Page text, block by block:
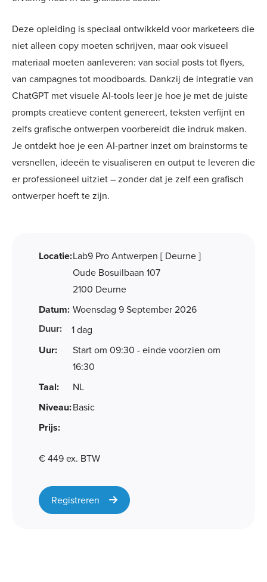
Deze opleiding is speciaal ontwikkeld voor marketeers die
niet alleen copy moeten schrijven, maar ook visueel
materiaal moeten aanleveren: van social posts tot flyers,
van campagnes tot moodboards. Dankzij de integratie van
ChatGPT met visuele AI-tools leer je hoe je met de juiste
prompts creatieve content genereert, teksten verfijnt en
zelfs grafische ontwerpen voorbereidt die indruk maken.
Je ontdekt hoe je een AI-partner inzet om brainstorms te
versnellen, ideeën te visualiseren en output te leveren die
er professioneel uitziet – zonder dat je zelf een grafisch
ontwerper hoeft te zijn.
Locatie:Lab9 Pro Antwerpen [ Deurne ]
Oude Bosuilbaan 107
2100 Deurne
Datum: Woensdag 9 September 2026
Duur:
1 dag
Uur:
Start om 09:30 - einde voorzien om
16:30
Taal:
NL
Niveau:Basic
Prijs:
€ 449 ex. BTW
Registreren